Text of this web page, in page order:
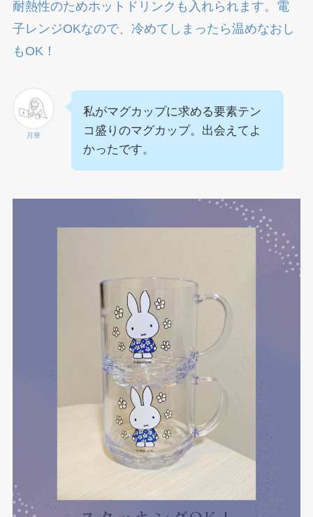
耐熱性のためホットドリンクも入れられます。電
子レンジOKなので、冷めてしまったら温めなおし
もOK！
月華
私がマグカップに求める要素テン
コ盛りのマグカップ。出会えてよ
かったです。